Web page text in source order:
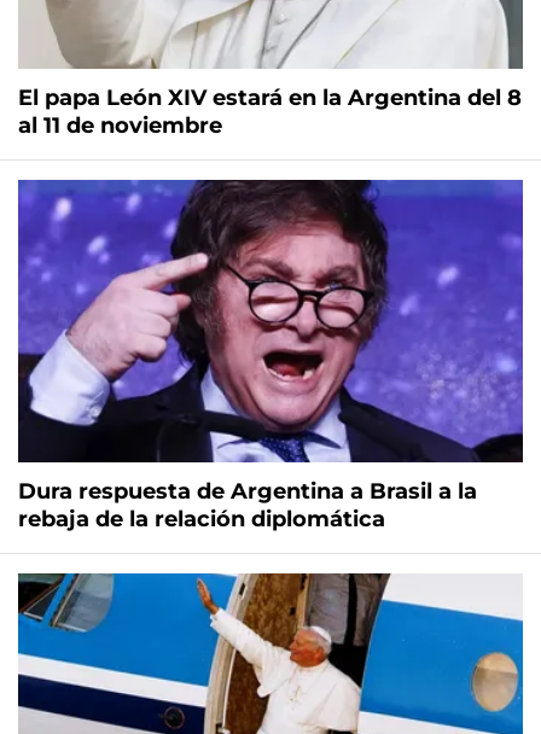
El papa León XIV estará en la Argentina del 8
al 11 de noviembre
Dura respuesta de Argentina a Brasil a la
rebaja de la relación diplomática